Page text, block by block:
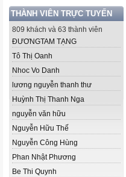
THÀNH VIÊN TRỰC TUYẾN
809 khách và 63 thành viên
ĐƯƠNGTAM TẠNG
Tô Thị Oanh
Nhoc Vo Danh
lương nguyễn thanh thư
Huỳnh Thị Thanh Nga
nguyễn văn hữu
Nguyễn Hữu Thế
Nguyễn Công Hùng
Phan Nhật Phương
Be Thi Quynh